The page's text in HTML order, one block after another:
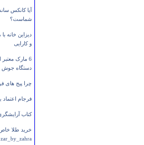
آیا کانکس
شماست؟
دیزاین خانه
و کارایی
6 مارک
دستگاه جوش
چرا پیج های
فرجام
کتاب
خرید طلا
zar_by_zahra